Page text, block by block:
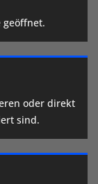
geöffnet.
oder direkt
sind.